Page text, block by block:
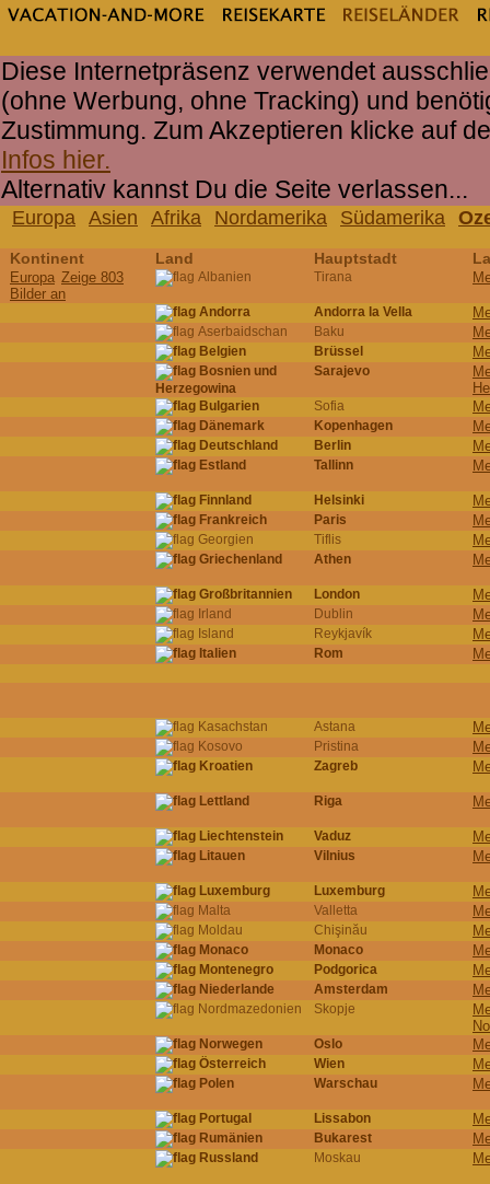
Diese Internetpräsenz verwendet
(ohne Werbung, ohne Tracking) und
Zustimmung. Zum Akzeptieren klicke auf
Infos hier.
Alternativ kannst Du die Seite verlassen...
Europa Asien Afrika Nordamerika Südamerika
Kontinent Land Hauptstadt
Europa Zeige 803
Bilder an
Albanien Tirana
Andorra Andorra la Vella
Aserbaidschan Baku
Belgien Brüssel
Bosnien und
Herzegowina
Sarajevo
Bulgarien Sofia
Dänemark Kopenhagen
Deutschland Berlin
Estland Tallinn
Finnland Helsinki
Frankreich Paris
Georgien Tiflis
Griechenland Athen
Großbritannien London
Irland Dublin
Island Reykjavík
Italien Rom
Kasachstan Astana
Kosovo Pristina
Kroatien Zagreb
Lettland Riga
Liechtenstein Vaduz
Litauen Vilnius
Luxemburg Luxemburg
Malta Valletta
Moldau Chişinău
Monaco Monaco
Montenegro Podgorica
Niederlande Amsterdam
Nordmazedonien Skopje
Norwegen Oslo
Österreich Wien
Polen Warschau
Portugal Lissabon
Rumänien Bukarest
Russland Moskau